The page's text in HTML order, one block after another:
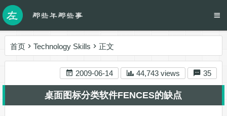
首页 Technology Skills 正文
2009-06-14 44,743 views 35
桌面图标分类软件FENCES的缺点